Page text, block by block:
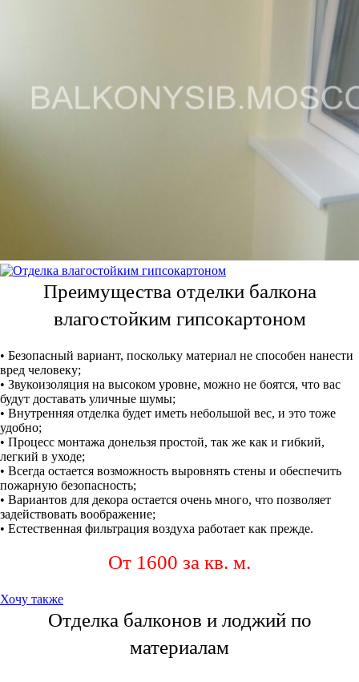
Преимущества отделки балкона
влагостойким гипсокартоном
• Безопасный вариант, поскольку материал не способен нанести
вред человеку;
• Звукоизоляция на высоком уровне, можно не боятся, что вас
будут доставать уличные шумы;
• Внутренняя отделка будет иметь небольшой вес, и это тоже
удобно;
• Процесс монтажа донельзя простой, так же как и гибкий,
легкий в уходе;
• Всегда остается возможность выровнять стены и обеспечить
пожарную безопасность;
• Вариантов для декора остается очень много, что позволяет
задействовать воображение;
• Естественная фильтрация воздуха работает как прежде.
От 1600 за кв. м.
Хочу также
Отделка балконов и лоджий по
материалам